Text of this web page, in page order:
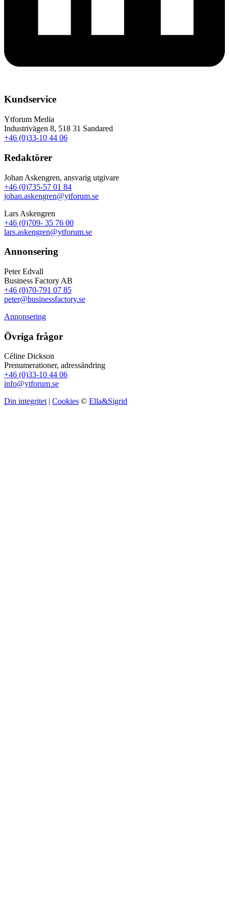
Kundservice
Ytforum Media
Industrivägen 8, 518 31 Sandared
+46 (0)33-10 44 06
Redaktörer
Johan Askengren, ansvarig utgivare
+46 (0)735-57 01 84
johan.askengren@ytforum.se
Lars Askengren
+46 (0)709- 35 76 00
lars.askengren@ytforum.se
Annonsering
Peter Edvall
Business Factory AB
+46 (0)70-791 07 85
peter@businessfactory.se
Annonsering
Övriga frågor
Céline Dickson
Prenumerationer, adressändring
+46 (0)33-10 44 06
info@ytforum.se
Din integritet | Cookies © Ella&Sigrid